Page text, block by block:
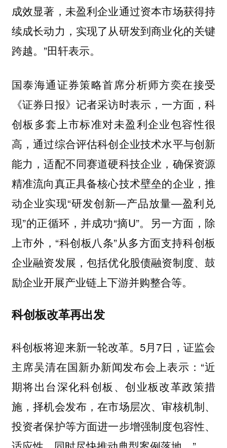
成效显著，未盈利企业通过资本市场获得持
续成长动力，实现了从研发到商业化的关键
跨越。”田轩表示。
国泰海通证券策略首席分析师方奕在接受
《证券日报》记者采访时表示，一方面，科
创板多套上市标准对未盈利企业包容性很
高，通过综合评估科创企业技术水平与创新
能力，适配不同赛道硬科技企业，确保资源
精准流向真正具备核心技术壁垒的企业，推
动企业实现“研发创新—产品放量—盈利兑
现”的正循环，并成功“摘U”。另一方面，除
上市外，“科创板八条”从多方面支持科创板
企业融资发展，包括优化股债融资制度、鼓
励企业开展产业链上下游并购整合等。
科创板改革再出发
科创板将迎来新一轮改革。5月7日，证监会
主席吴清在国新办新闻发布会上表示：“近
期将出台深化科创板、创业板改革政策措
施，择机会发布，在市场层次、审核机制、
投资者保护等方面进一步增强制度包容性、